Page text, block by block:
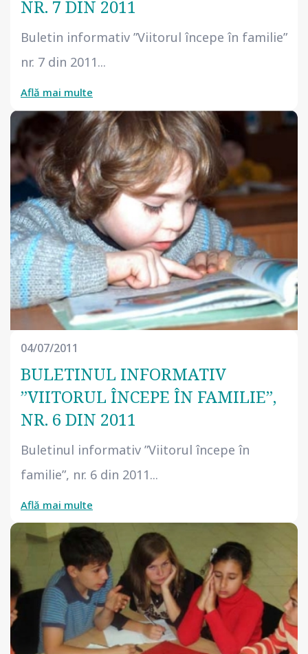
NR. 7 DIN 2011
Buletin informativ ”Viitorul începe în familie”
nr. 7 din 2011...
Află mai multe
04/07/2011
BULETINUL INFORMATIV
”VIITORUL ÎNCEPE ÎN FAMILIE”,
NR. 6 DIN 2011
Buletinul informativ ”Viitorul începe în
familie”, nr. 6 din 2011...
Află mai multe